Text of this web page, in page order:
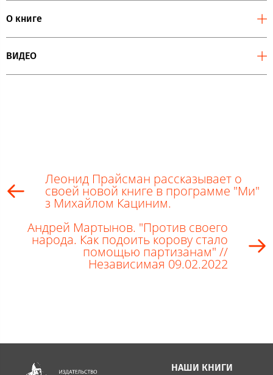
О книге
ВИДЕО
Леонид Прайсман рассказывает о
своей новой книге в программе "Ми"
з Михайлом Кациним.
Андрей Мартынов. "Против своего
народа. Как подоить корову стало
помощью партизанам" //
Независимая 09.02.2022
НАШИ КНИГИ